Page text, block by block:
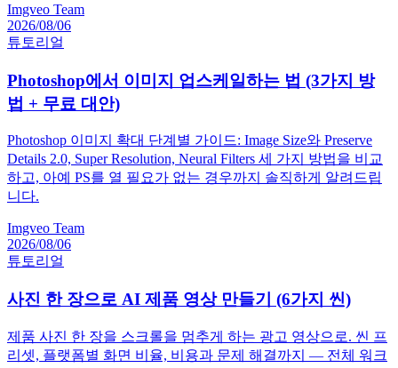
Imgveo Team
2026/08/06
튜토리얼
Photoshop에서 이미지 업스케일하는 법 (3가지 방
법 + 무료 대안)
Photoshop 이미지 확대 단계별 가이드: Image Size와 Preserve
Details 2.0, Super Resolution, Neural Filters 세 가지 방법을 비교
하고, 아예 PS를 열 필요가 없는 경우까지 솔직하게 알려드립
니다.
Imgveo Team
2026/08/06
튜토리얼
사진 한 장으로 AI 제품 영상 만들기 (6가지 씬)
제품 사진 한 장을 스크롤을 멈추게 하는 광고 영상으로. 씬 프
리셋, 플랫폼별 화면 비율, 비용과 문제 해결까지 — 전체 워크